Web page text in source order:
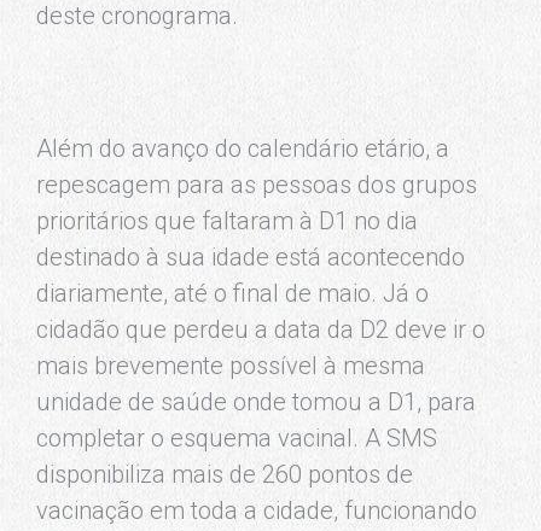
deste cronograma.
Além do avanço do calendário etário, a
repescagem para as pessoas dos grupos
prioritários que faltaram à D1 no dia
destinado à sua idade está acontecendo
diariamente, até o final de maio. Já o
cidadão que perdeu a data da D2 deve ir o
mais brevemente possível à mesma
unidade de saúde onde tomou a D1, para
completar o esquema vacinal. A SMS
disponibiliza mais de 260 pontos de
vacinação em toda a cidade, funcionando